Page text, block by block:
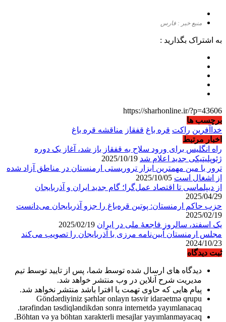
منبع خبر : فارس
به اشتراک بگذارید :
https://sharhonline.ir/?p=43606
برچسب ها
خداآفرین راکت قره باغ قفقاز مناقشه قره باغ
اخبار مرتبط
راه انگلیس برای ورود سلاح به قفقاز باز شد، آغاز یک دوره
ژئوپلیتیکی جدید اعلام شد
ترور با مین مهمترین ابزار تروریستی ارمنستان در مناطق آزاد شده
از اشغال است
از دیپلماسی تا اقتصاد عمل‌گرا؛ گام جدید ایران و آذربایجان
2025/04/29
حزب حاکم ارمنستان: پوتین قره‌باغ را جزو آذربایجان می‌دانست
2025/02/19
یک اسفند، سالروز فاجعۀ ملی در ایران
مجلس ارمنستان آیین‌نامه مرزی با آذربایجان را تصویب می‌کند
2024/10/23
ثبت دیدگاه
دیدگاه های ارسال شده توسط شما، پس از تایید توسط تیم
مدیریت شرح آنلاین در وب منتشر خواهد شد.
پیام هایی که حاوی تهمت یا افترا باشد منتشر نخواهد شد.
Göndərdiyiniz şərhlər onlayn təsvir idarəetmə qrupu
tərəfindən təsdiqləndikdən sonra internetdə yayımlanacaq.
Böhtan və ya böhtan xarakterli mesajlar yayımlanmayacaq.